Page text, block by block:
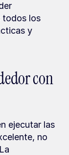
todos los
y
con
ejecutar las
no